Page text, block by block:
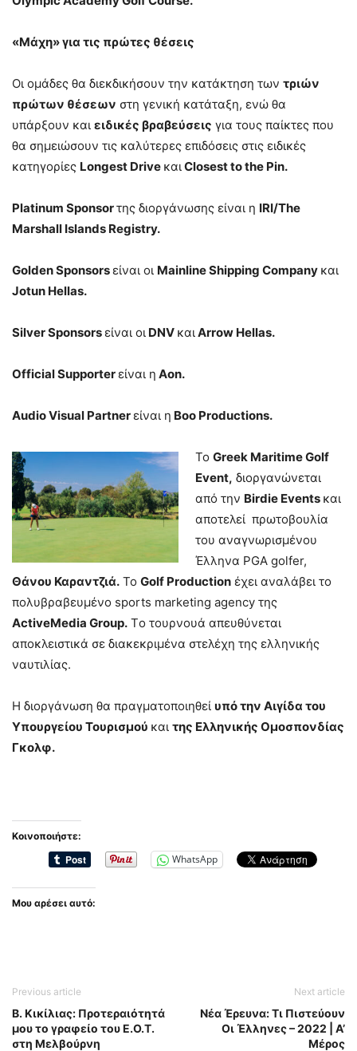
«Μάχη» για τις πρώτες θέσεις
Οι ομάδες θα διεκδικήσουν την κατάκτηση των τριών
πρώτων θέσεων στη γενική κατάταξη, ενώ θα
υπάρξουν και ειδικές βραβεύσεις για τους παίκτες που
θα σημειώσουν τις καλύτερες επιδόσεις στις ειδικές
κατηγορίες Longest Drive καιClosest to the Pin.
Platinum Sponsorτης διοργάνωσης είναι η IRI/The
Marshall Islands Registry.
Golden Sponsorsείναι οι Mainline Shipping Company και
Jotun Hellas.
Silver Sponsorsείναι οι DNV καιArrow Hellas.
Official Supporterείναι η Aon.
Audio Visual Partnerείναι η Boo Productions.
Το Greek Maritime Golf
Event, διοργανώνεται
από την Birdie Events και
αποτελεί πρωτοβουλία
του αναγνωρισμένου
Έλληνα PGA golfer,
Θάνου Καραντζιά. Το Golf Production έχει αναλάβει το
πολυβραβευμένο sports marketing agency της
ActiveMedia Group. Tο τουρνουά απευθύνεται
αποκλειστικά σε διακεκριμένα στελέχη της ελληνικής
ναυτιλίας.
Η διοργάνωση θα πραγματοποιηθεί υπό την Αιγίδα του
Υπουργείου Τουρισμού και της Ελληνικής Ομοσπονδίας
Γκολφ.
Κοινοποιήστε:
WhatsApp
Μου αρέσει αυτό:
Previous article
Β. Κικίλιας: Προτεραιότητά
μου το γραφείο του Ε.Ο.Τ.
στη Μελβούρνη
Next article
Νέα Έρευνα: Τι Πιστεύουν
Οι Έλληνες – 2022 | Α’
Μέρος